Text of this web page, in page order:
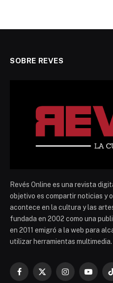
SOBRE REVES
Revés Online es una revista
objetivo es compartir noticias y
acontece en la cultura y las
fundada en 2002 como una
en 2011 emigró a la web para
utilizar herramientas multimedia.
Facebook
X
InstagramYouTube